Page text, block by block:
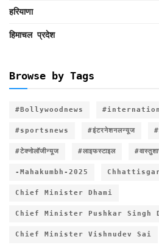
हरियाणा
हिमाचल प्रदेश
Browse by Tags
#Bollywoodnews
#sportsnews #इंटरनेशनलन्यूज
#टेक्नोलॉजीन्यूज #लाइफस्टाइल
-Mahakumbh-2025
Chief Minister Dhami
Chief Minister Pushkar Singh
Chief Minister Vishnudev Sai